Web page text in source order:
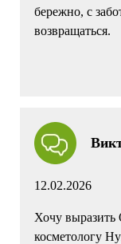
бережно, с
возвращаться.
12.02.2026
Хочу выразить
косметологу